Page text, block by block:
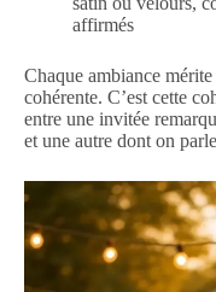
affirmés
Chaque ambiance
cohérente. C’est cette
entre une invitée
et une autre dont on